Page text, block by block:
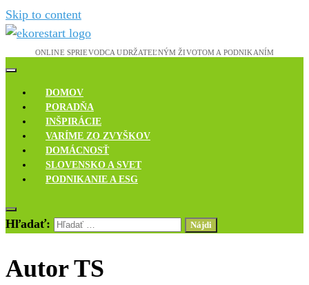
Skip to content
Ekoreštart
Novinky, rozhovory a inšpirácie
DOMOV
PORADŇA
INŠPIRÁCIE
VARÍME ZO ZVYŠKOV
DOMÁCNOSŤ
SLOVENSKO A SVET
PODNIKANIE A ESG
Hľadať:
AutorTS